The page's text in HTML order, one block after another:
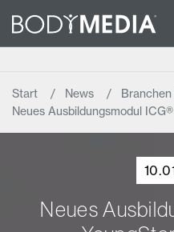
Start News
Neues Ausbildungsmodul
Neues